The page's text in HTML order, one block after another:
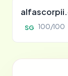
SG 100/100